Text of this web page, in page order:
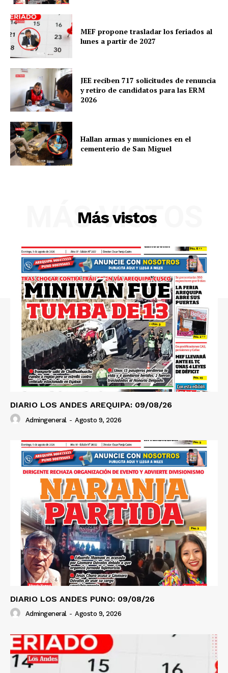
Diario los Andes
Contacto
Prensa
MEF propone trasladar los feriados al
lunes a partir de 2027
JEE reciben 717 solicitudes de renuncia
y retiro de candidatos para las ERM
2026
Hallan armas y municiones en el
cementerio de San Miguel
Más vistos
MÁS VISTOS
DIARIO LOS ANDES AREQUIPA: 09/08/26
Admingeneral - Agosto 9, 2026
DIARIO LOS ANDES PUNO: 09/08/26
Admingeneral - Agosto 9, 2026